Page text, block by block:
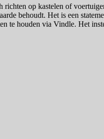
op kastelen of
behoudt. Het is een
houden via Vindle. Het